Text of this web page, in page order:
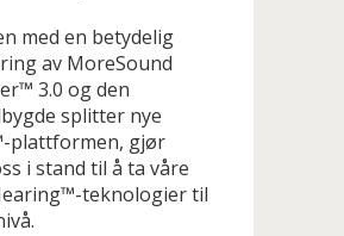
med en betydelig
av MoreSound
3.0 og den
splitter nye
plattformen, gjør
i stand til å ta våre
teknologier til